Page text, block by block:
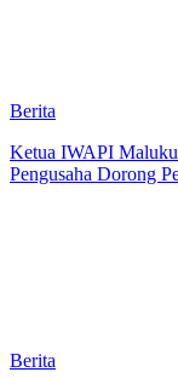
Berita
Ketua IWAPI
Pengusaha Dorong
Berita